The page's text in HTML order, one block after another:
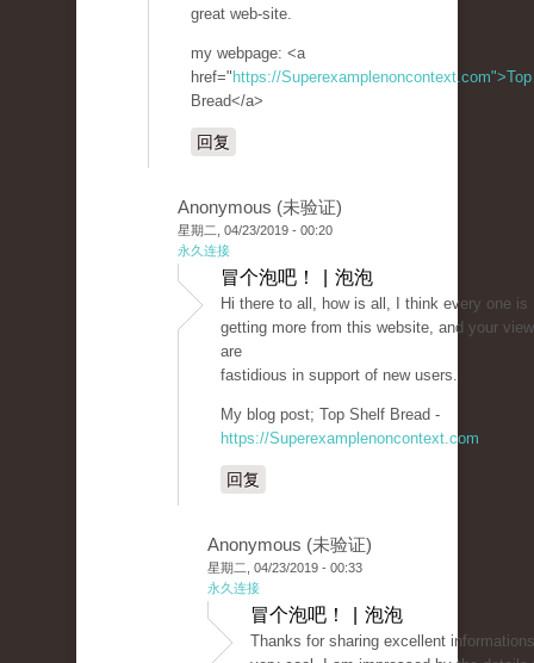
great web-site.
my webpage: <a
href=" https://Superexamplenoncontext.com">Top
Bread</a>
回复
Anonymous (未验证)
星期二, 04/23/2019 - 00:20
永久连接
冒个泡吧！ | 泡泡
Hi there to all, how is all, I think every one is
getting more from this website, and your
are
fastidious in support of new users.
My blog post; Top Shelf Bread -
https://Superexamplenoncontext.com
回复
Anonymous (未验证)
星期二, 04/23/2019 - 00:33
永久连接
冒个泡吧！ | 泡泡
Thanks for sharing excellent